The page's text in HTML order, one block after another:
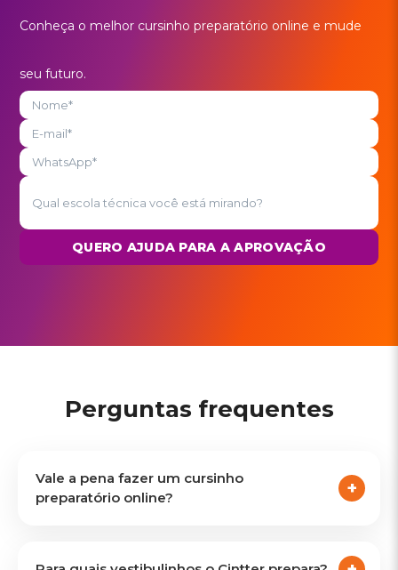
Conheça o melhor cursinho preparatório online e mude
seu futuro.
QUERO AJUDA PARA A APROVAÇÃO
Perguntas frequentes
Vale a pena fazer um cursinho
preparatório online?